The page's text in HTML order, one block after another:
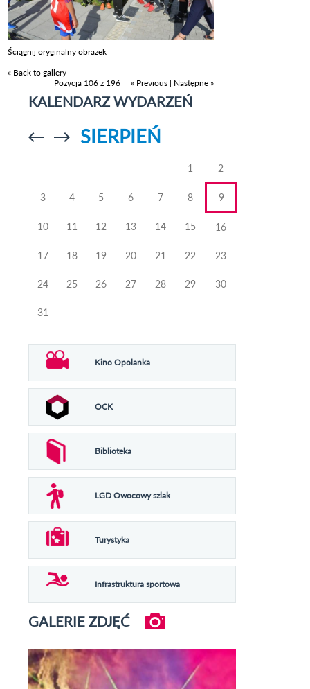
Ściągnij oryginalny obrazek
« Back to gallery
Pozycja 106 z 196
« Previous | Następne »
KALENDARZ WYDARZEŃ
Przejdź doPrzejdź do
SIERPIEŃ
1 2
3 4 5 6 7 8 9
10 11 12 13 14 15 16
17 18 19 20 21 22 23
24 25 26 27 28 29 30
31
Kino Opolanka
OCK
Biblioteka
LGD Owocowy szlak
Turystyka
Infrastruktura sportowa
GALERIE ZDJĘĆ